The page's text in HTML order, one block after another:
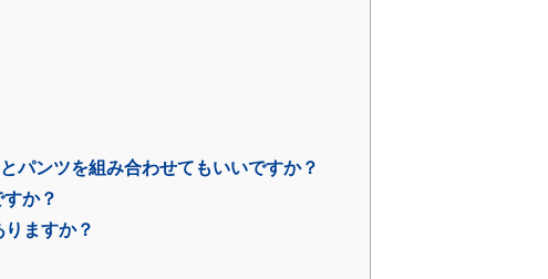
パンツを組み合わせてもいいですか？
か？
ますか？